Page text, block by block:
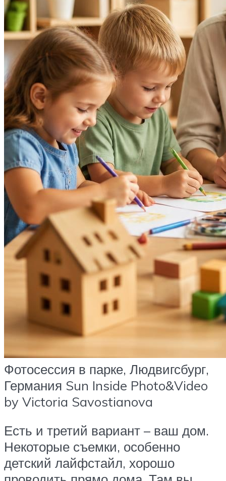
Фотосессия в парке, Людвигсбург,
Германия Sun Inside Photo&Video
by Victoria Savostianova
Есть и третий вариант – ваш дом.
Некоторые съемки, особенно
детский лайфстайл, хорошо